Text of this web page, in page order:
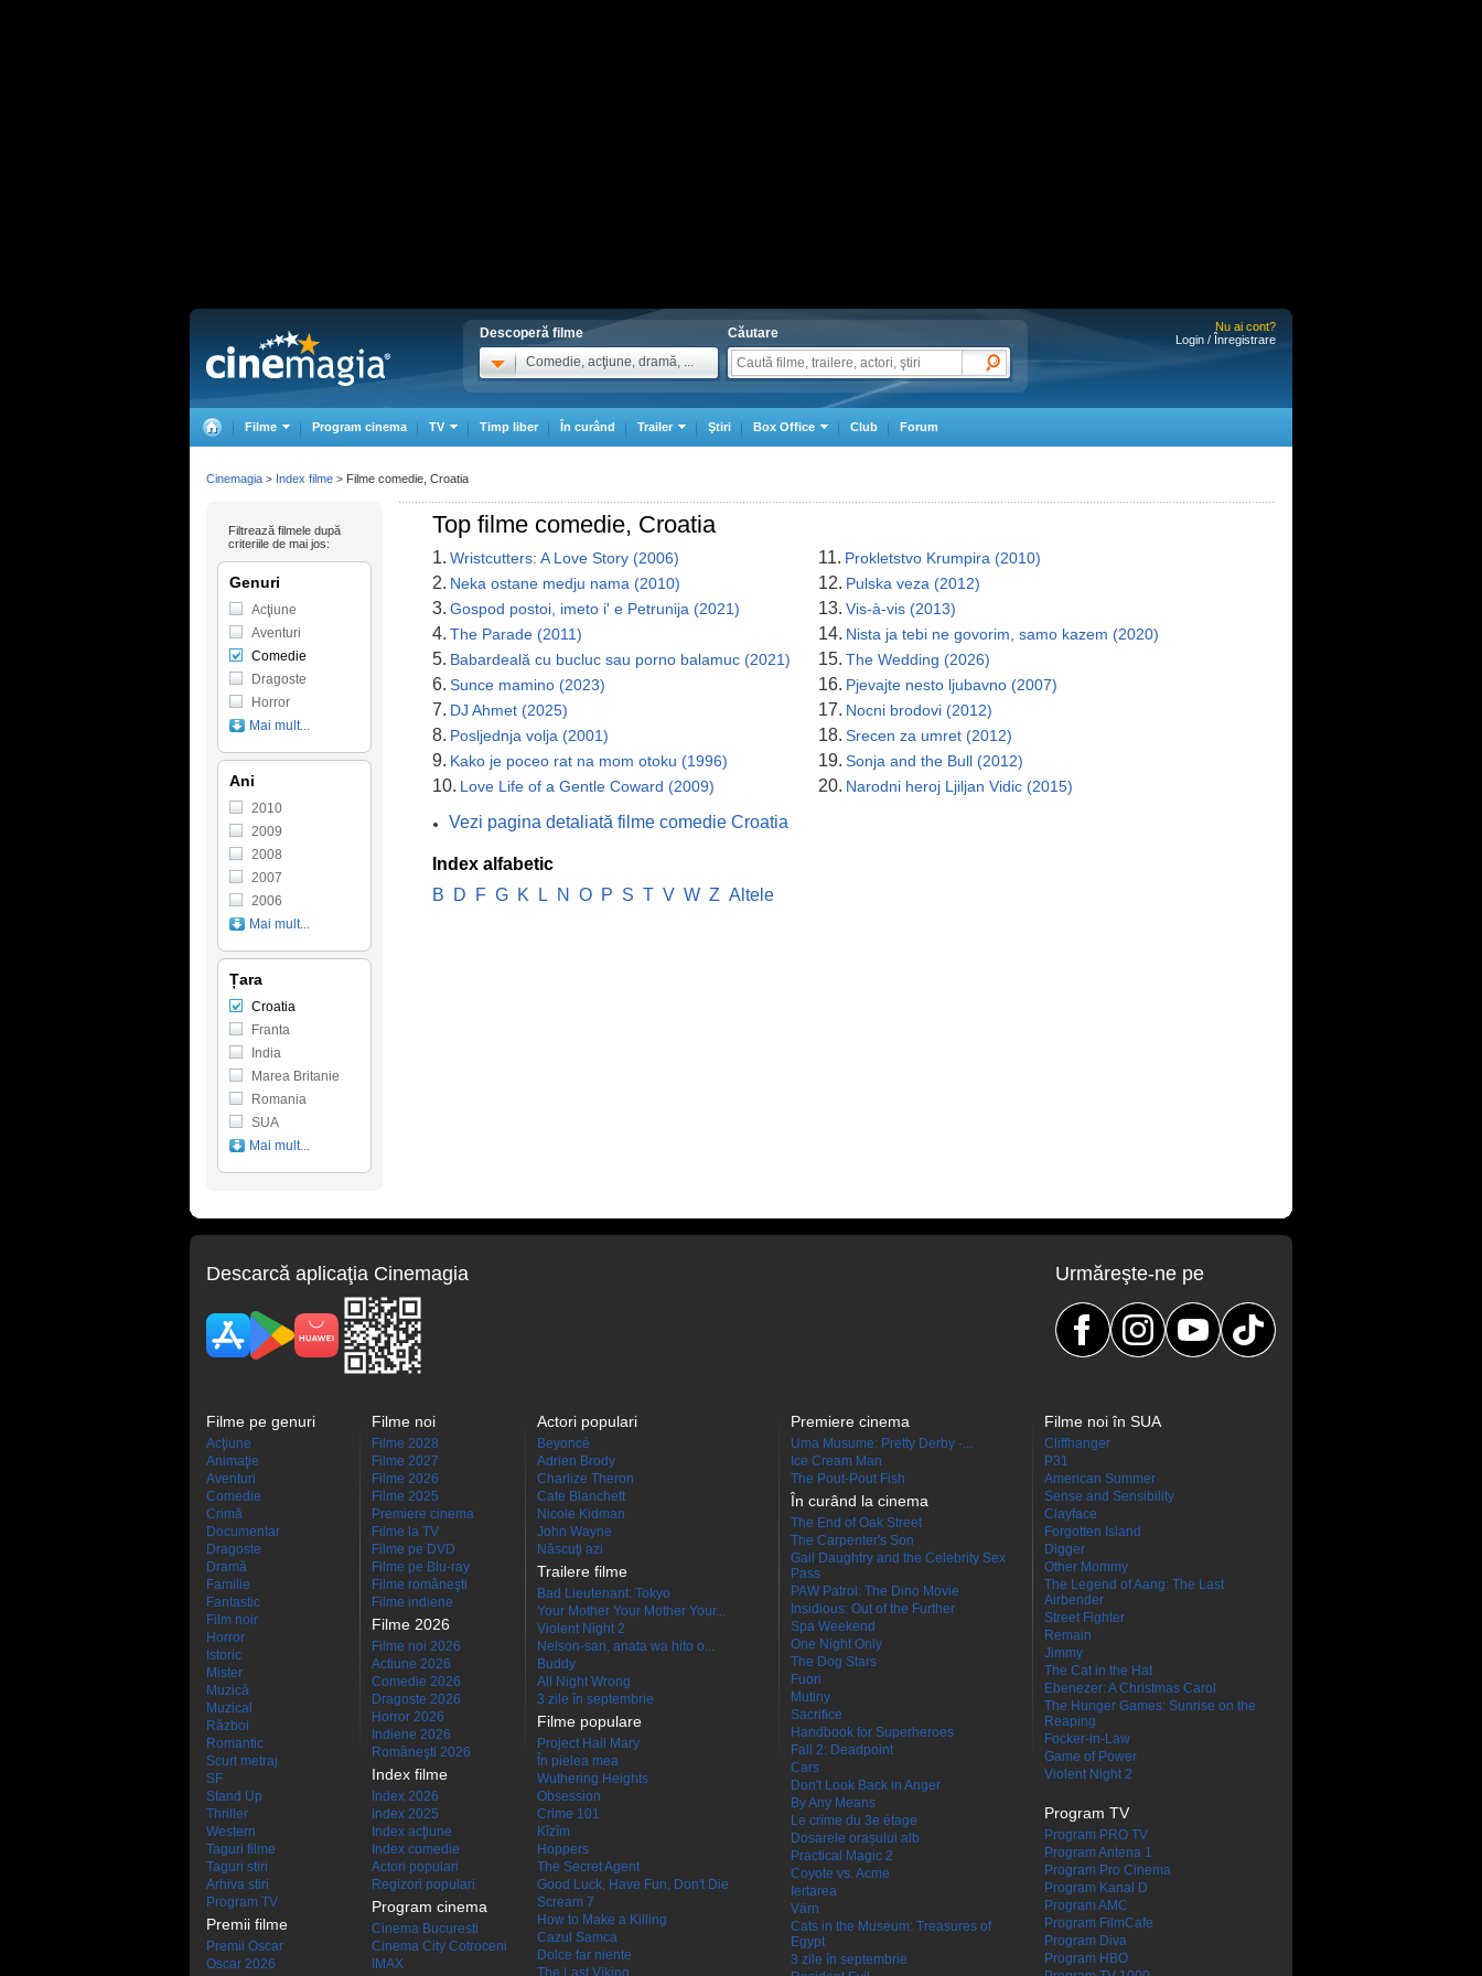
Descoperă filme
Comedie, acţiune, dramă, ...
Căutare
Nu ai cont?
Login / Înregistrare
Filme Program cinema TV Timp liber În curând Trailer Ştiri Box Office Club Forum
Top filme comedie, Croatia
1. Wristcutters: A Love Story (2006)
2. Neka ostane medju nama (2010)
3. Gospod postoi, imeto i' e Petrunija (2021)
4. The Parade (2011)
5. Babardeală cu bucluc sau porno balamuc (2021)
6. Sunce mamino (2023)
7. DJ Ahmet (2025)
8. Posljednja volja (2001)
9. Kako je poceo rat na mom otoku (1996)
10. Love Life of a Gentle Coward (2009)
11. Prokletstvo Krumpira (2010)
12. Pulska veza (2012)
13. Vis-à-vis (2013)
14. Nista ja tebi ne govorim, samo kazem (2020)
15. The Wedding (2026)
16. Pjevajte nesto ljubavno (2007)
17. Nocni brodovi (2012)
18. Srecen za umret (2012)
19. Sonja and the Bull (2012)
20. Narodni heroj Ljiljan Vidic (2015)
Vezi pagina detaliată filme comedie Croatia
Index alfabetic
B
D F G K L N O P S T V W Z Altele
Filtrează filmele după
criteriile de mai jos:
Genuri
Acţiune
Aventuri
Comedie
Dragoste
Horror
Mai mult...
Ani
2010
2009
2008
2007
2006
Mai mult...
Țara
Croatia
Franta
India
Marea Britanie
Romania
SUA
Mai mult...
Cinemagia > Index filme > Filme comedie, Croatia
Descarcă aplicaţia Cinemagia Urmăreşte-ne pe
Filme pe genuri
Acţiune
Animaţie
Aventuri
Comedie
Crimă
Documentar
Dragoste
Dramă
Familie
Fantastic
Film noir
Horror
Istoric
Mister
Muzică
Muzical
Război
Romantic
Scurt metraj
SF
Stand Up
Thriller
Western
Taguri filme
Taguri stiri
Arhiva stiri
Program TV
Premii filme
Premii Oscar
Oscar 2026
Filme noi
Filme 2028
Filme 2027
Filme 2026
Filme 2025
Premiere cinema
Filme la TV
Filme pe DVD
Filme pe Blu-ray
Filme româneşti
Filme indiene
Filme 2026
Filme noi 2026
Actiune 2026
Comedie 2026
Dragoste 2026
Horror 2026
Indiene 2026
Româneşti 2026
Index filme
Index 2026
Index 2025
Index acţiune
Index comedie
Actori populari
Regizori populari
Program cinema
Cinema Bucuresti
Cinema City Cotroceni
IMAX
Actori populari
Beyoncé
Adrien Brody
Charlize Theron
Cate Blanchett
Nicole Kidman
John Wayne
Născuţi azi
Trailere filme
Bad Lieutenant: Tokyo
Your Mother Your Mother Your...
Violent Night 2
Nelson-san, anata wa hito o...
Buddy
All Night Wrong
3 zile în septembrie
Filme populare
Project Hail Mary
În pielea mea
Wuthering Heights
Obsession
Crime 101
Kîzîm
Hoppers
The Secret Agent
Good Luck, Have Fun, Don't Die
Scream 7
How to Make a Killing
Cazul Samca
Dolce far niente
The Last Viking
Premiere cinema
Uma Musume: Pretty Derby -...
Ice Cream Man
The Pout-Pout Fish
În curând la cinema
The End of Oak Street
The Carpenter's Son
Gail Daughtry and the Celebrity Sex
Pass
PAW Patrol: The Dino Movie
Insidious: Out of the Further
Spa Weekend
One Night Only
The Dog Stars
Fuori
Mutiny
Sacrifice
Handbook for Superheroes
Fall 2: Deadpoint
Cars
Don't Look Back in Anger
By Any Means
Le crime du 3e étage
Dosarele orașului alb
Practical Magic 2
Coyote vs. Acme
Iertarea
Värn
Cats in the Museum: Treasures of
Egypt
3 zile în septembrie
Filme noi în SUA
Cliffhanger
P31
American Summer
Sense and Sensibility
Clayface
Forgotten Island
Digger
Other Mommy
The Legend of Aang: The Last
Airbender
Street Fighter
Remain
Jimmy
The Cat in the Hat
Ebenezer: A Christmas Carol
The Hunger Games: Sunrise on the
Reaping
Focker-in-Law
Game of Power
Violent Night 2
Program TV
Program PRO TV
Program Antena 1
Program Pro Cinema
Program Kanal D
Program AMC
Program FilmCafe
Program Diva
Program HBO